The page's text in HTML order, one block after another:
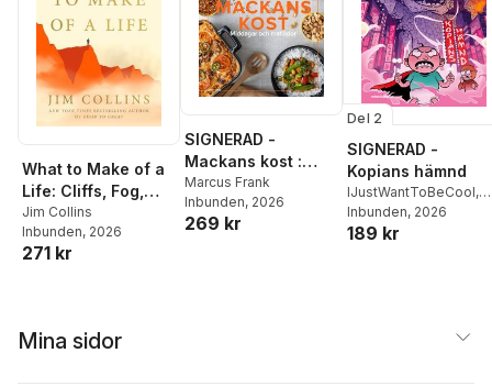
What to Make of a
Life: Cliffs, Fog,
Fire and the Self-
Knowledge
Imperative
Jim Collins
Inbunden, 2026
271 kr
SIGNERAD -
Mackans kost :
Middagar och
matlådor
Marcus Frank
Inbunden, 2026
269 kr
Del 2
SIGNERAD -
Kopians hämnd
IJustWantToBeCool,
Joel Adolphson
Ejdemo Beer
Inbunden, 2026
189 kr
Mina sidor